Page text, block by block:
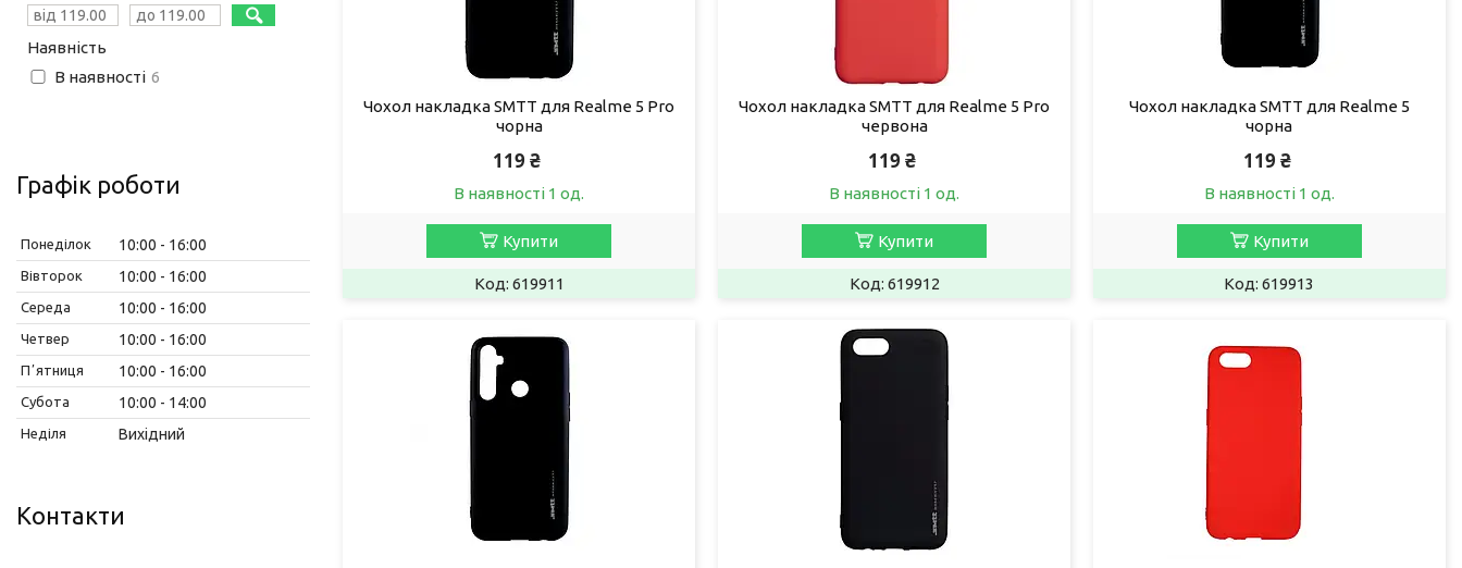
Чохол накладка SMTT для Realme 5 Pro
чорна
119 ₴
В наявності 1 од.
Купити
619911
Чохол накладка SMTT для Realme 5 Pro
червона
119 ₴
В наявності 1 од.
Купити
619912
Чохол накладка SMTT для Realme 5
чорна
119 ₴
В наявності 1 од.
Купити
619913
Наявність
В наявності 6
Графік роботи
Понеділок 10:00 16:00
Вівторок 10:00 16:00
Середа 10:00 16:00
Четвер 10:00 16:00
Пʼятниця 10:00 16:00
Субота 10:00 14:00
Неділя Вихідний
Контакти